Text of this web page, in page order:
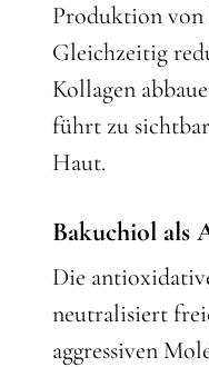
Produktion
Gleichzeitig
Kollagen
führt zu
Haut.
Bakuchiol als
Die
neutralisiert
aggressiven